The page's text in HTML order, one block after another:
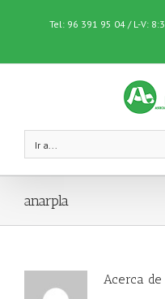
Tel: 96 391 95 04 / L-V:
Ir a...
anarpla
Acerca de